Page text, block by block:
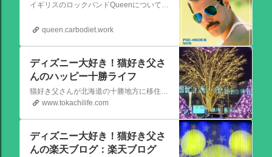
イギリスのロックバンドQueenについての情報をアップします。
queen.carbodiet.work
ディズニー大好き！猫好き父さ
んのハッピー十勝ライフ
www.tokachilife.com
ディズニー大好き！猫好き父さ
んの楽天ブログ：楽天ブログ